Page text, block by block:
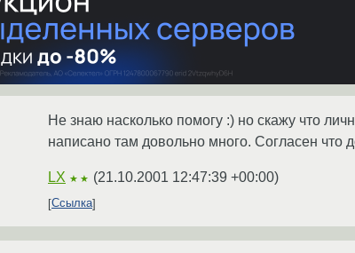
Не знаю насколько помогу :) но скажу что
написано там довольно много. Согласен что
LX ★★ (21.10.2001 12:47:39 +00:00)
Ссылка